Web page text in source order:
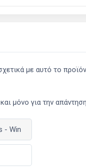
με αυτό το
μόνο για την